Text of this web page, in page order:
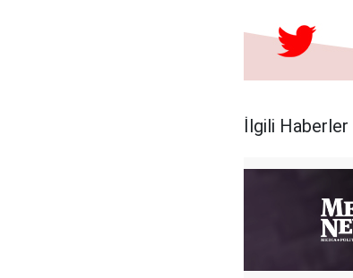
İlgili Haberler